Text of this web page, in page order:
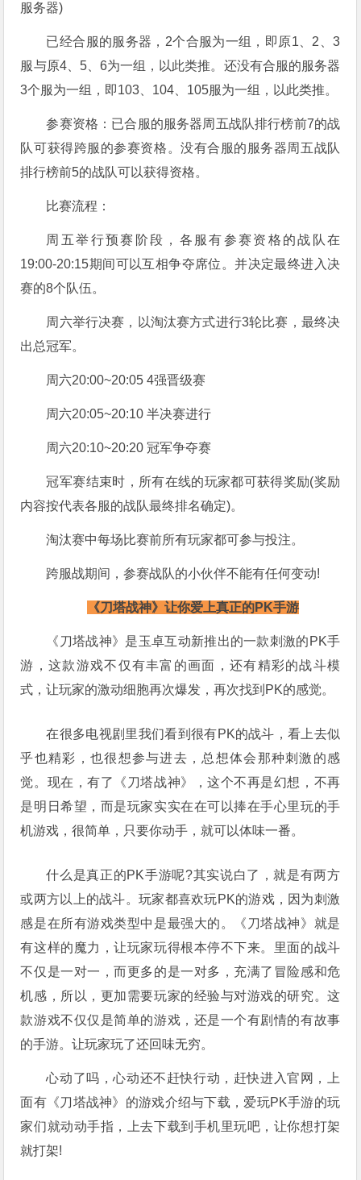
服务器)
已经合服的服务器，2个合服为一组，即原1、2、3
服与原4、5、6为一组，以此类推。还没有合服的服务器
3个服为一组，即103、104、105服为一组，以此类推。
参赛资格：已合服的服务器周五战队排行榜前7的战
队可获得跨服的参赛资格。没有合服的服务器周五战队
排行榜前5的战队可以获得资格。
比赛流程：
周五举行预赛阶段，各服有参赛资格的战队在
19:00-20:15期间可以互相争夺席位。并决定最终进入决
赛的8个队伍。
周六举行决赛，以淘汰赛方式进行3轮比赛，最终决
出总冠军。
周六20:00~20:05 4强晋级赛
周六20:05~20:10 半决赛进行
周六20:10~20:20 冠军争夺赛
冠军赛结束时，所有在线的玩家都可获得奖励(奖励
内容按代表各服的战队最终排名确定)。
淘汰赛中每场比赛前所有玩家都可参与投注。
跨服战期间，参赛战队的小伙伴不能有任何变动!
《刀塔战神》让你爱上真正的PK手游
《刀塔战神》是玉卓互动新推出的一款刺激的PK手
游，这款游戏不仅有丰富的画面，还有精彩的战斗模
式，让玩家的激动细胞再次爆发，再次找到PK的感觉。
在很多电视剧里我们看到很有PK的战斗，看上去似
乎也精彩，也很想参与进去，总想体会那种刺激的感
觉。现在，有了《刀塔战神》，这个不再是幻想，不再
是明日希望，而是玩家实实在在可以捧在手心里玩的手
机游戏，很简单，只要你动手，就可以体味一番。
什么是真正的PK手游呢?其实说白了，就是有两方
或两方以上的战斗。玩家都喜欢玩PK的游戏，因为刺激
感是在所有游戏类型中是最强大的。《刀塔战神》就是
有这样的魔力，让玩家玩得根本停不下来。里面的战斗
不仅是一对一，而更多的是一对多，充满了冒险感和危
机感，所以，更加需要玩家的经验与对游戏的研究。这
款游戏不仅仅是简单的游戏，还是一个有剧情的有故事
的手游。让玩家玩了还回味无穷。
心动了吗，心动还不赶快行动，赶快进入官网，上
面有《刀塔战神》的游戏介绍与下载，爱玩PK手游的玩
家们就动动手指，上去下载到手机里玩吧，让你想打架
就打架!